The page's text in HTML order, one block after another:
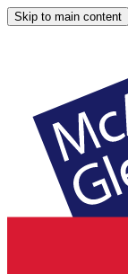
Skip to main content